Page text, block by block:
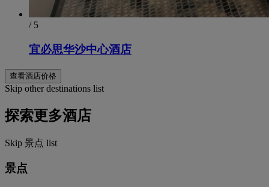
/ 5
宜必思华沙中心酒店
查看酒店价格
Skip other destinations list
探索更多酒店
Skip 景点 list
景点